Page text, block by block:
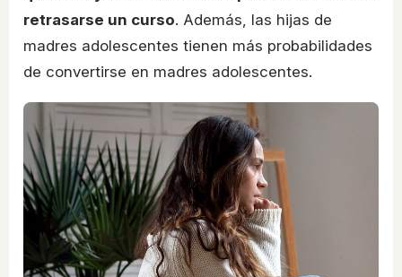
retrasarse un curso. Además, las hijas de
madres adolescentes tienen más probabilidades
de convertirse en madres adolescentes.